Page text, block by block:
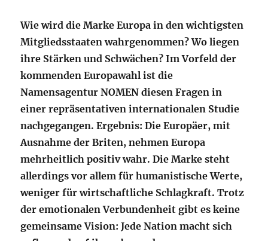
Wie wird die Marke Europa in den wichtigsten
Mitgliedsstaaten wahrgenommen? Wo liegen
ihre Stärken und Schwächen? Im Vorfeld der
kommenden Europawahl ist die
Namensagentur NOMEN diesen Fragen in
einer repräsentativen internationalen Studie
nachgegangen. Ergebnis: Die Europäer, mit
Ausnahme der Briten, nehmen Europa
mehrheitlich positiv wahr. Die Marke steht
allerdings vor allem für humanistische Werte,
weniger für wirtschaftliche Schlagkraft. Trotz
der emotionalen Verbundenheit gibt es keine
gemeinsame Vision: Jede Nation macht sich